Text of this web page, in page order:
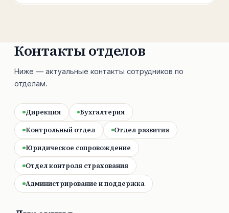
Контакты отделов
Ниже — актуальные контакты сотрудников по
отделам.
Дирекция
Бухгалтерия
Контрольный отдел
Отдел развития
Юридическое сопровождение
Отдел контроля страхования
Администрирование и поддержка